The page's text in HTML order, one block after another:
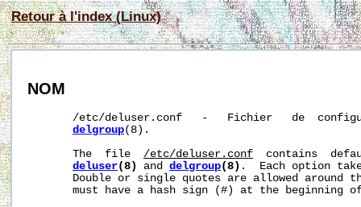
Retour à l'index (Linux)
NOM
/etc/deluser.conf   -   Fichier   de
delgroup(8).
       The  file
/etc/deluser.conf
contains
deluser(8) and delgroup(8) .  Each option
Double or single quotes are allowed around
must have a hash sign (#) at the beginning